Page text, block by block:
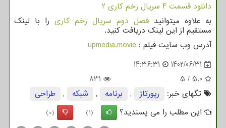
دانلود قسمت 4 سریال زخم کاری 2
به علاوه میتوانید فصل دوم سریال زخم کاری را با لینک
مستقیم از این لینک دریافت کنید.
آدرس وب سایت فیلم : upmedia.movie
1402/06/31
14:36:31
5.0
/
5
831
تگهای خبر:
رپورتاژ , برنامه , شبكه ,
طراحی
این مطلب را می پسندید؟
(1)
(0)